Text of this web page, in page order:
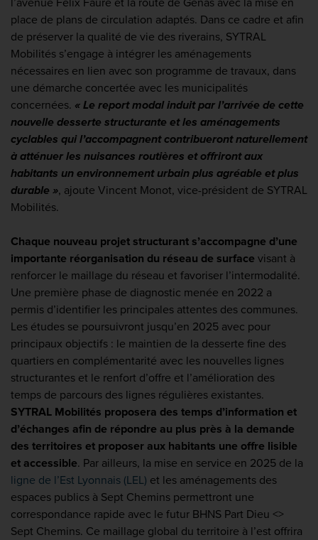
l’avenue Félix Faure et la route de Genas avec la mise en
place de plans de circulation adaptés. Dans ce cadre et afin
de préserver la qualité de vie des riverains, SYTRAL
Mobilités s’engage à intégrer les aménagements
nécessaires en lien avec son programme de travaux, dans
une démarche concertée avec les municipalités
concernées. « Le report modal induit par l’arrivée de cette
nouvelle desserte structurante et les aménagements
cyclables qui l’accompagnent contribueront naturellement
à atténuer les nuisances routières et offriront aux
habitants un environnement urbain plus agréable et plus
durable », ajoute Vincent Monot, vice-président de SYTRAL
Mobilités.
Chaque nouveau projet structurant s’accompagne d’une
importante réorganisation du réseau de surface visant à
renforcer le maillage du réseau et favoriser l’intermodalité.
Une première phase de diagnostic menée en 2022 a
permis d’identifier les principales attentes des communes.
Les études se poursuivront jusqu’en 2025 avec pour
principaux objectifs : le maintien de la desserte fine des
quartiers en complémentarité avec les nouvelles lignes
structurantes et le renfort d’offre et l’amélioration des
temps de parcours des lignes régulières existantes.
SYTRAL Mobilités proposera des temps d’information et
d’échanges afin de répondre au plus près à la demande
des territoires et proposer aux habitants une offre lisible
et accessible. Par ailleurs, la mise en service en 2025 de la
ligne de l’Est Lyonnais (LEL) et les aménagements des
espaces publics à Sept Chemins permettront une
correspondance rapide avec le futur BHNS Part Dieu <>
Sept Chemins. Ce maillage global du territoire à l’est offrira